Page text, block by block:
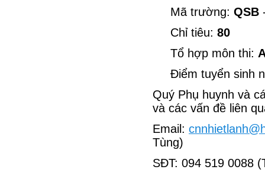
Mã trường: QSB
Chỉ tiêu: 80
Tổ hợp môn thi:
Điểm tuyển sinh
Quý Phụ huynh và
và các vấn đề liên
Email:
Tùng)
SĐT: 094 519 0088